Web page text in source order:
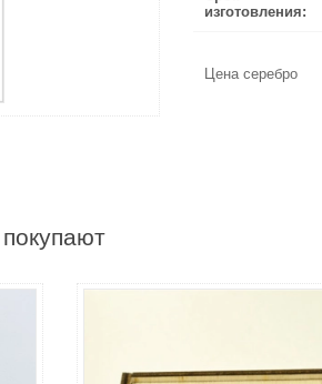
изготовления:
Цена серебро